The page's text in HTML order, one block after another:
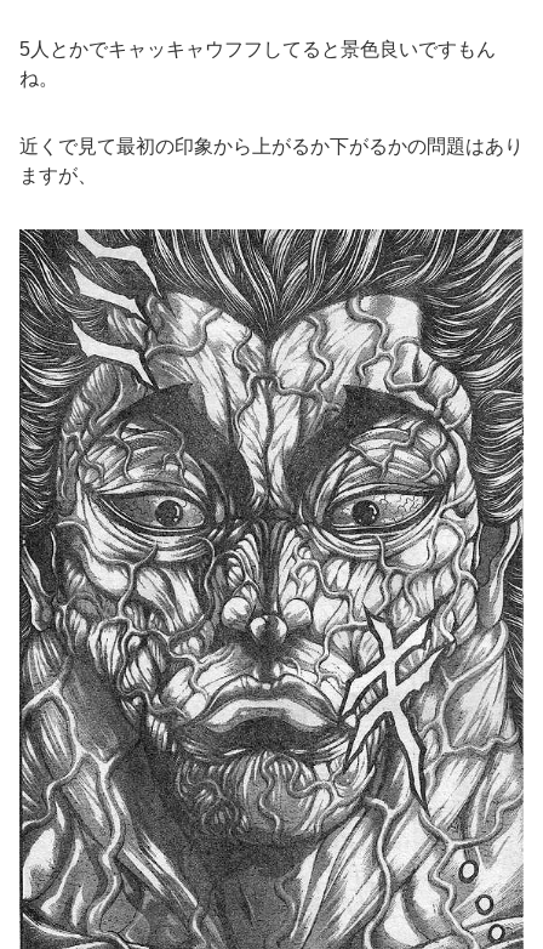
5人とかでキャッキャウフフしてると景色良いですもん
ね。
近くで見て最初の印象から上がるか下がるかの問題はあり
ますが、